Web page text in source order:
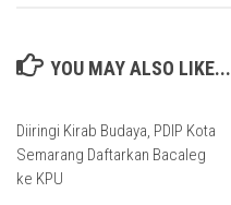
YOU MAY ALSO LIKE...
Diiringi Kirab Budaya, PDIP Kota
Semarang Daftarkan Bacaleg
ke KPU